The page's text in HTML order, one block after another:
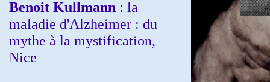
Benoit Kullmann : la
maladie d'Alzheimer : du
mythe à la mystification,
Nice